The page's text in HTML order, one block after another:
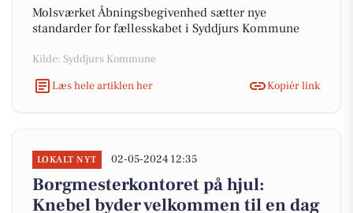
Molsværket Åbningsbegivenhed sætter nye
standarder for fællesskabet i Syddjurs Kommune
Kilde: Syddjurs Kommune
Læs hele artiklen her
Kopiér link
LOKALT NYT 02-05-2024 12:35
Borgmesterkontoret på hjul:
Knebel byder velkommen til en dag